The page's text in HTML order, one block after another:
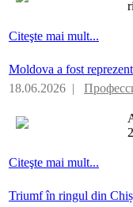
Citeşte mai mult...
Moldova a fost
18.06.2026 |
Citeşte mai mult...
Triumf în ringul din